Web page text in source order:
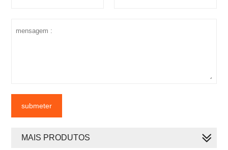
submeter
MAIS PRODUTOS